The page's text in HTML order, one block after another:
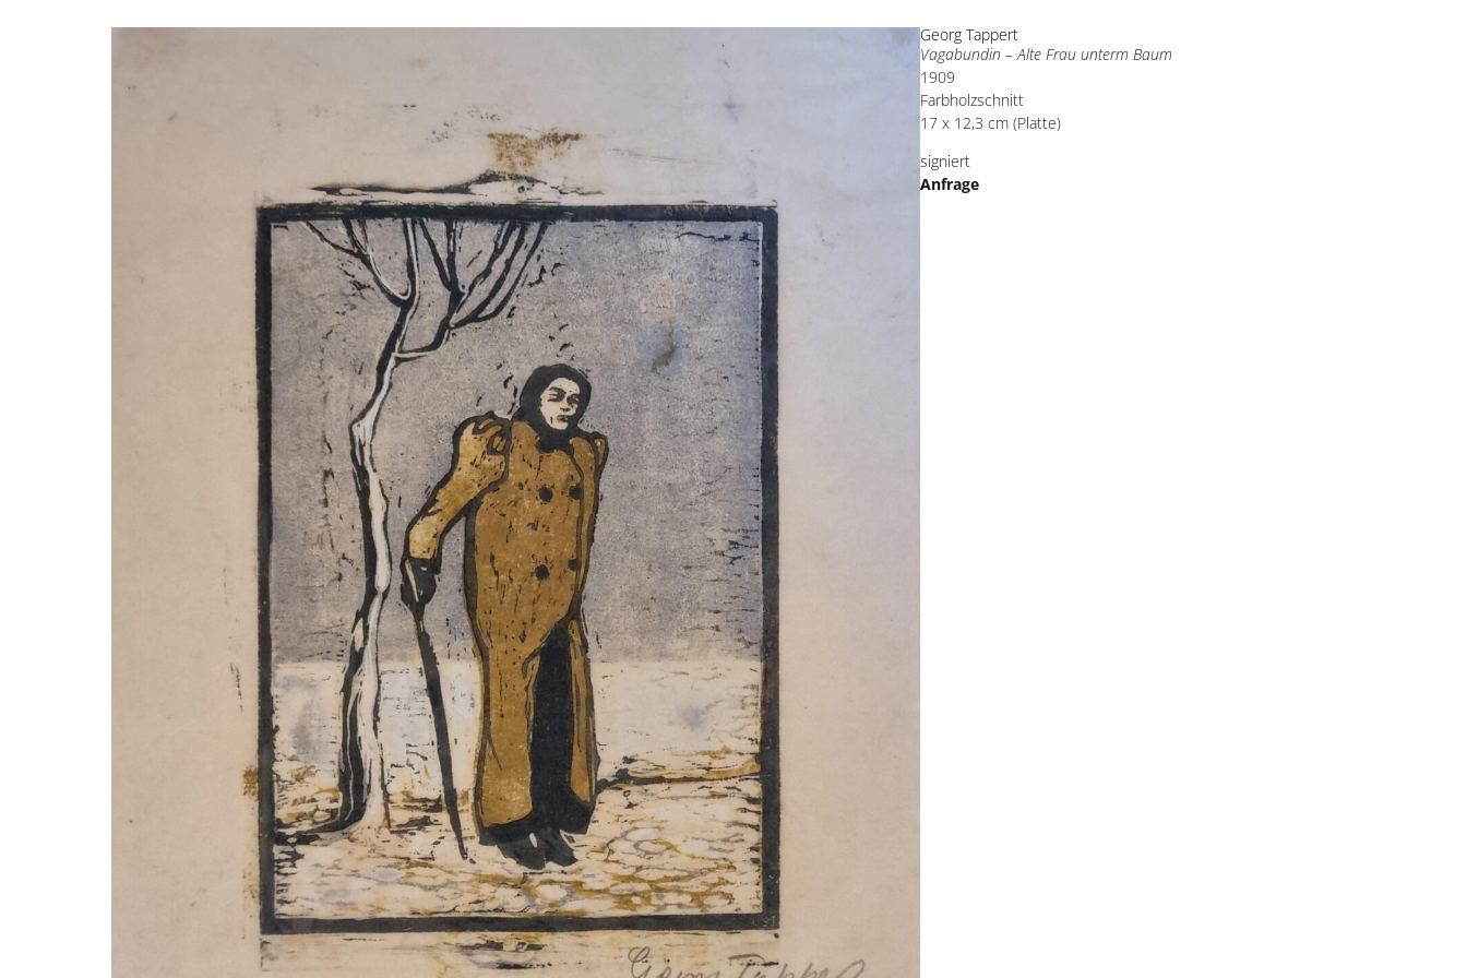
Georg Tappert
Vagabundin – Alte Frau unterm Baum
1909
Farbholzschnitt
17 x 12,3 cm (Platte)
signiert
Anfrage